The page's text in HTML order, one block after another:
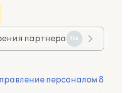
партнера 116
персоналом 8